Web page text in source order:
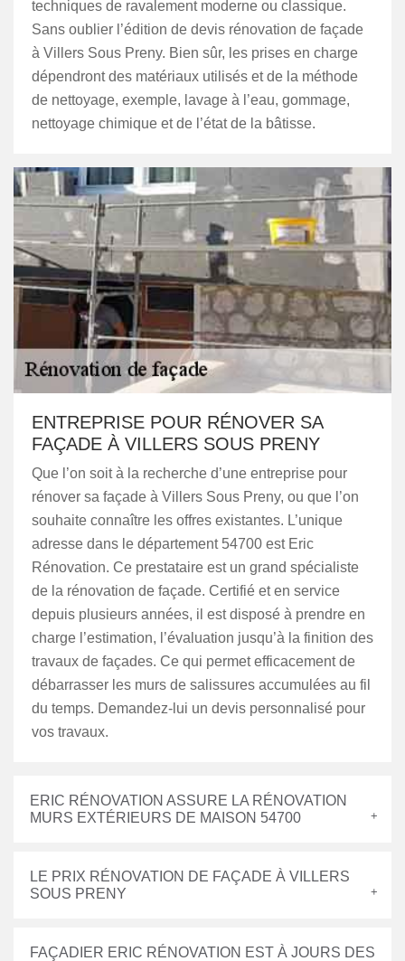
techniques de ravalement moderne ou classique.
Sans oublier l’édition de devis rénovation de façade
à Villers Sous Preny. Bien sûr, les prises en charge
dépendront des matériaux utilisés et de la méthode
de nettoyage, exemple, lavage à l’eau, gommage,
nettoyage chimique et de l’état de la bâtisse.
ENTREPRISE POUR RÉNOVER SA
FAÇADE À VILLERS SOUS PRENY
Que l’on soit à la recherche d’une entreprise pour
rénover sa façade à Villers Sous Preny, ou que l’on
souhaite connaître les offres existantes. L’unique
adresse dans le département 54700 est Eric
Rénovation. Ce prestataire est un grand spécialiste
de la rénovation de façade. Certifié et en service
depuis plusieurs années, il est disposé à prendre en
charge l’estimation, l’évaluation jusqu’à la finition des
travaux de façades. Ce qui permet efficacement de
débarrasser les murs de salissures accumulées au fil
du temps. Demandez-lui un devis personnalisé pour
vos travaux.
ERIC RÉNOVATION ASSURE LA RÉNOVATION
MURS EXTÉRIEURS DE MAISON 54700
LE PRIX RÉNOVATION DE FAÇADE À VILLERS
SOUS PRENY
FAÇADIER ERIC RÉNOVATION EST À JOURS DES